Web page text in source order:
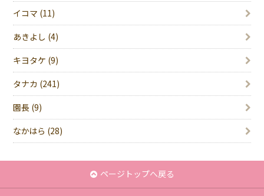
イコマ (11)
あきよし (4)
キヨタケ (9)
タナカ (241)
園長 (9)
なかはら (28)
ページトップへ戻る